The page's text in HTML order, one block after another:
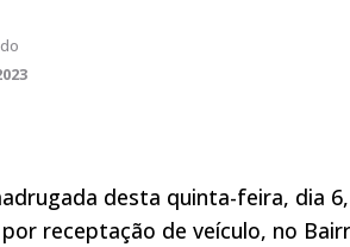
desta quinta-feira, dia
receptação de veículo, no